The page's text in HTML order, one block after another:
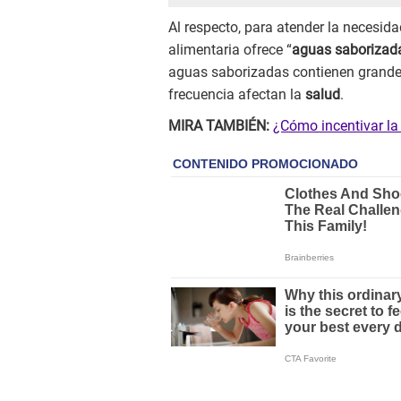
Al respecto, para atender la
alimentaria ofrece “aguas
aguas saborizadas contienen
frecuencia afectan la salud.
MIRA TAMBIÉN: ¿Cómo incentivar